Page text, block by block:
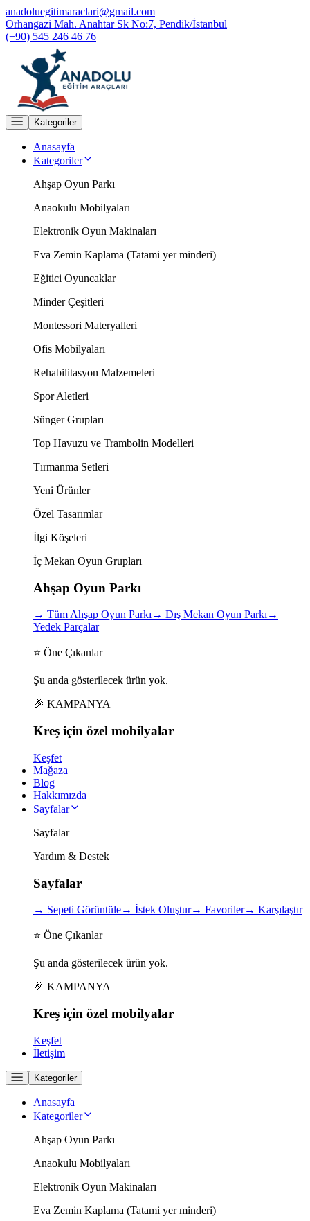
anadoluegitimaraclari@gmail.com
Orhangazi Mah. Anahtar Sk No:7, Pendik/İstanbul
(+90) 545 246 46 76
Kategoriler
Anasayfa
Kategoriler
Ahşap Oyun Parkı
Anaokulu Mobilyaları
Elektronik Oyun Makinaları
Eva Zemin Kaplama (Tatami yer minderi)
Eğitici Oyuncaklar
Minder Çeşitleri
Montessori Materyalleri
Ofis Mobilyaları
Rehabilitasyon Malzemeleri
Spor Aletleri
Sünger Grupları
Top Havuzu ve Trambolin Modelleri
Tırmanma Setleri
Yeni Ürünler
Özel Tasarımlar
İlgi Köşeleri
İç Mekan Oyun Grupları
Ahşap Oyun Parkı
→ Tüm Ahşap Oyun Parkı→ Dış Mekan Oyun Parkı→
Yedek Parçalar
⭐ Öne Çıkanlar
Şu anda gösterilecek ürün yok.
🎉 KAMPANYA
Kreş için özel mobilyalar
Keşfet
Mağaza
Blog
Hakkımızda
Sayfalar
Sayfalar
Yardım & Destek
Sayfalar
→ Sepeti Görüntüle→ İstek Oluştur→ Favoriler→ Karşılaştır
⭐ Öne Çıkanlar
Şu anda gösterilecek ürün yok.
🎉 KAMPANYA
Kreş için özel mobilyalar
Keşfet
İletişim
Kategoriler
Anasayfa
Kategoriler
Ahşap Oyun Parkı
Anaokulu Mobilyaları
Elektronik Oyun Makinaları
Eva Zemin Kaplama (Tatami yer minderi)